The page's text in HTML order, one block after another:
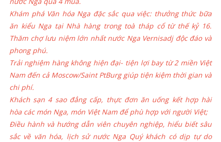
Khám phá Văn hóa Nga đặc sắc qua việc: thưởng thức bữa
ăn kiểu Nga tại Nhà hàng trong toà tháp cổ từ thế kỷ 16.
Thăm chợ lưu niệm lớn nhất nước Nga Vernisadj độc đáo và
phong phú.
Trải nghiệm hàng không hiện đại- tiện lợi bay từ 2 miền Việt
Nam đến cả Moscow/Saint PtBurg giúp tiện kiệm thời gian và
chi phí.
Khách sạn 4 sao đẳng cấp, thực đơn ăn uống kết hợp hài
hòa các món Nga, món Việt Nam để phù hợp với người Việt;
Điều hành và hướng dẫn viên chuyên nghiệp, hiểu biết sâu
sắc về văn hóa, lịch sử nước Nga Quý khách có dịp tự do